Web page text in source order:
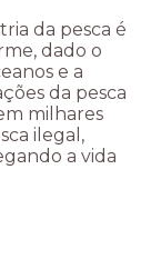
da pesca é
dado o
e a
da pesca
milhares
ilegal,
a vida